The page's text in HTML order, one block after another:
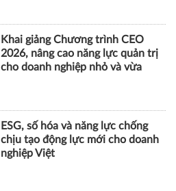
Khai giảng Chương trình CEO
2026, nâng cao năng lực quản trị
cho doanh nghiệp nhỏ và vừa
ESG, số hóa và năng lực chống
chịu tạo động lực mới cho doanh
nghiệp Việt